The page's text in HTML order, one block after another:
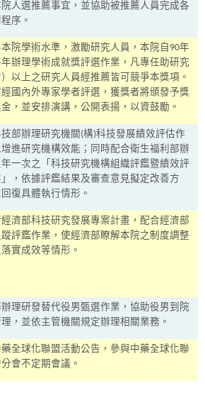
人選推薦事宜，並協助被推薦人員完成各
序。
院學術水準，激勵研究人員，本院自 90年
年辦理學術成就獎評選作業，凡專任助研究
）以上之研究人員經推薦皆可競爭本獎項。
國內外專家學者評選，獲獎者將頒發予獎
，並安排演講，公開表揚，以資鼓勵。
部辦理研究機關 (構)科技發展績效評估作
增進研究機構效能；同時配合衛生福利部辦
一次之「科技研究機構組織評鑑暨績效評
，依據評鑑結果及審查意見擬定改善方
復具體執行情形。
濟部科技研究發展專案計畫，配合經濟部
評鑑作業，使經濟部瞭解本院之制度調整
實成效等情形。
理研發替代役男甄選作業，協助役男到院
，並依主管機關規定辦理相關業務。
全球化聯盟活動公告，參與中藥全球化聯
會不定期會議。